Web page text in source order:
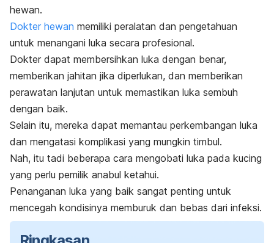
hewan.
Dokter hewan memiliki peralatan dan pengetahuan
untuk menangani luka secara profesional.
Dokter dapat membersihkan luka dengan benar,
memberikan jahitan jika diperlukan, dan memberikan
perawatan lanjutan untuk memastikan luka sembuh
dengan baik.
Selain itu, mereka dapat memantau perkembangan luka
dan mengatasi komplikasi yang mungkin timbul.
Nah, itu tadi beberapa cara mengobati luka pada kucing
yang perlu pemilik anabul ketahui.
Penanganan luka yang baik sangat penting untuk
mencegah kondisinya memburuk dan bebas dari infeksi.